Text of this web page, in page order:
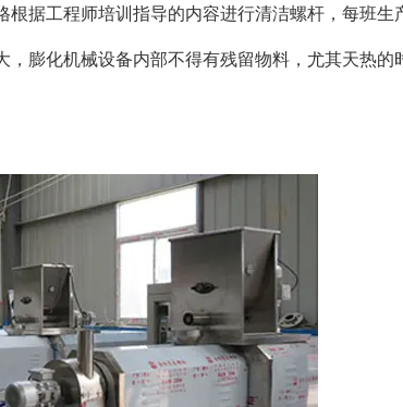
据工程师培训指导的内容进行清洁螺杆，每班生
膨化机械设备内部不得有残留物料，尤其天热的